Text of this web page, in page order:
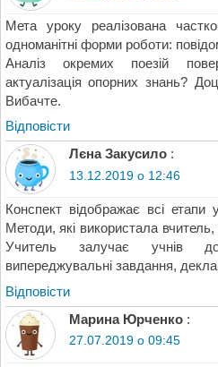
Мета уроку реалізована
одноманітні форми роботи:
Аналіз окремих поезій
актуалізація опорних знань?
Вибачте.
Відповіcти
Лєна Закусило :
13.12.2019 о 12:46
Конспект відображає всі етапи
Методи, які використала
Учитель залучає учнів до
випереджувальні завдання,
Відповіcти
Марина Юрченко :
27.07.2019 о 09:45